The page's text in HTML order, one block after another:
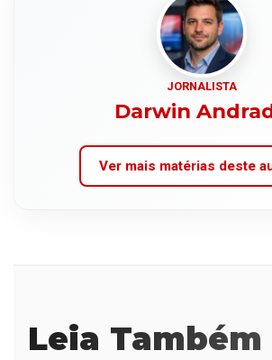
JORNALISTA
Darwin
Ver mais matérias deste
Leia Também